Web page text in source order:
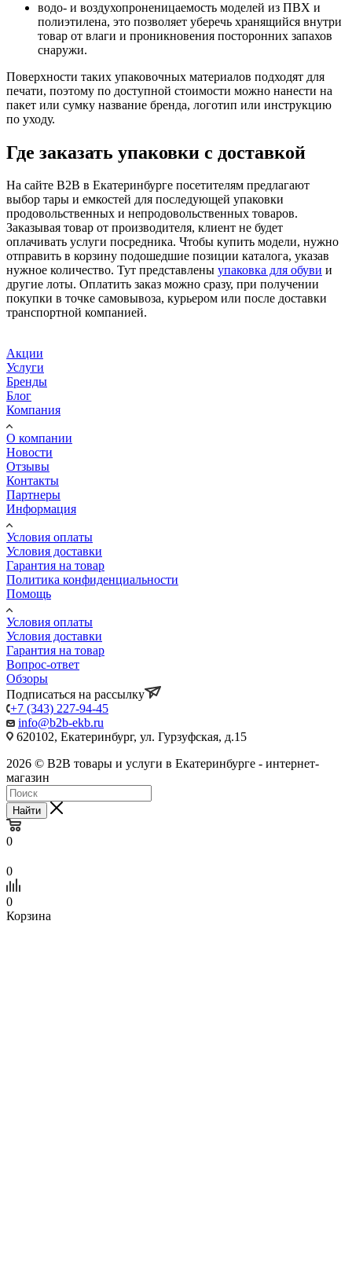
водо- и воздухопроненицаемость моделей из ПВХ и
полиэтилена, это позволяет уберечь хранящийся внутри
товар от влаги и проникновения посторонних запахов
снаружи.
Поверхности таких упаковочных материалов подходят для
печати, поэтому по доступной стоимости можно нанести на
пакет или сумку название бренда, логотип или инструкцию
по уходу.
Где заказать упаковки с доставкой
На сайте B2B в Екатеринбурге посетителям предлагают
выбор тары и емкостей для последующей упаковки
продовольственных и непродовольственных товаров.
Заказывая товар от производителя, клиент не будет
оплачивать услуги посредника. Чтобы купить модели, нужно
отправить в корзину подошедшие позиции каталога, указав
нужное количество. Тут представлены упаковка для обуви и
другие лоты. Оплатить заказ можно сразу, при получении
покупки в точке самовывоза, курьером или после доставки
транспортной компанией.
Акции
Услуги
Бренды
Блог
Компания
О компании
Новости
Отзывы
Контакты
Партнеры
Информация
Условия оплаты
Условия доставки
Гарантия на товар
Политика конфиденциальности
Помощь
Условия оплаты
Условия доставки
Гарантия на товар
Вопрос-ответ
Обзоры
Подписаться на рассылку
+7 (343) 227-94-45
info@b2b-ekb.ru
620102, Екатеринбург, ул. Гурзуфская, д.15
2026 © B2B товары и услуги в Екатеринбурге - интернет-
магазин
Найти
0
0
0
Корзина